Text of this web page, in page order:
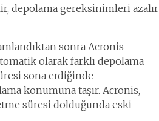
depolama gereksinimleri azalır
sonra Acronis
olarak farklı depolama
sona erdiğinde
konumuna taşır. Acronis,
süresi dolduğunda eski